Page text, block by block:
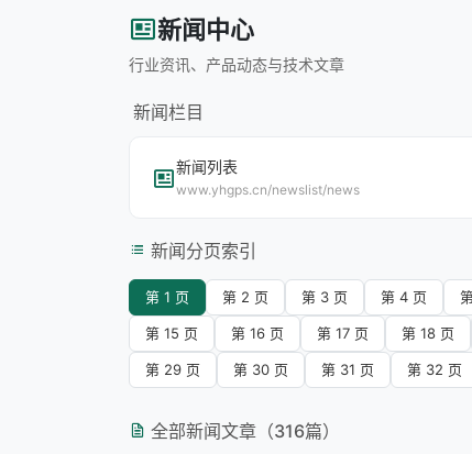
新闻中心
行业资讯、产品动态与技术文章
新闻栏目
新闻列表
www.yhgps.cn/newslist/news
新闻分页索引
第 1 页 第 2 页 第 3 页 第 4 页
第 15 页 第 16 页 第 17 页 第 18 页
第 29 页 第 30 页 第 31 页 第 32 页
全部新闻文章（316篇）